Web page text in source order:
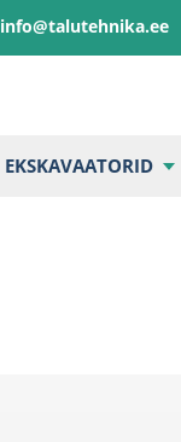
info@talutehnika.ee
EKSKAVAATORID